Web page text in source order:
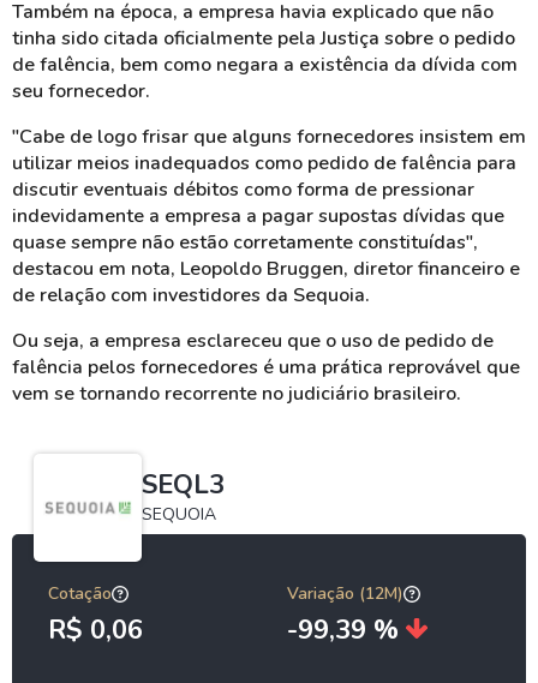
Também na época, a empresa havia explicado que não
tinha sido citada oficialmente pela Justiça sobre o pedido
de falência, bem como negara a existência da dívida com
seu fornecedor.
"Cabe de logo frisar que alguns fornecedores insistem em
utilizar meios inadequados como pedido de falência para
discutir eventuais débitos como forma de pressionar
indevidamente a empresa a pagar supostas dívidas que
quase sempre não estão corretamente constituídas",
destacou em nota, Leopoldo Bruggen, diretor financeiro e
de relação com investidores da Sequoia.
Ou seja, a empresa esclareceu que o uso de pedido de
falência pelos fornecedores é uma prática reprovável que
vem se tornando recorrente no judiciário brasileiro.
SEQL3
SEQUOIA
Cotação
R$ 0,06
Variação (12M)
-99,39 %